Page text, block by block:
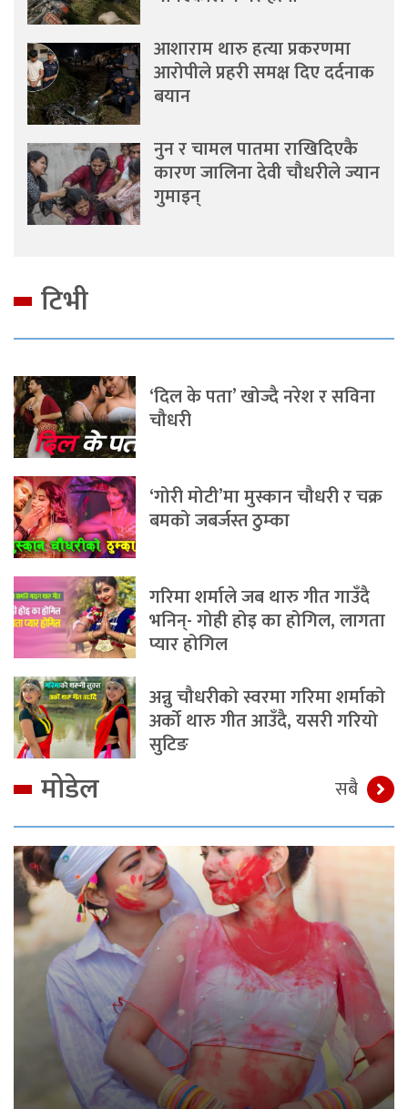
आशाराम थारु हत्या प्रकरणमा
आरोपीले प्रहरी समक्ष दिए दर्दनाक
बयान
नुन र चामल पातमा राखिदिएकै
कारण जालिना देवी चौधरीले ज्यान
गुमाइन्
टिभी
‘दिल के पता’ खोज्दै नरेश र सविना
चौधरी
‘गोरी मोटी’मा मुस्कान चौधरी र चक्र
बमको जबर्जस्त ठुम्का
गरिमा शर्माले जब थारु गीत गाउँदै
भनिन्- गोही होइ का होगिल, लागता
प्यार होगिल
अन्नु चौधरीको स्वरमा गरिमा शर्माको
अर्को थारु गीत आउँदै, यसरी गरियो
सुटिङ
मोडेल सबै